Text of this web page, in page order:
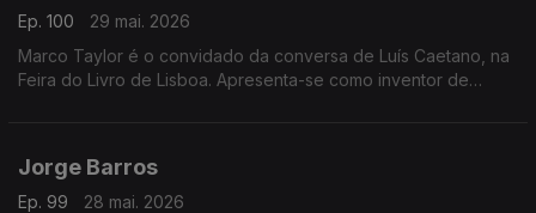
Ep. 100
29 mai. 2026
Marco Taylor é o convidado da conversa de Luís Caetano, na
Feira do Livro de Lisboa. Apresenta-se como inventor de
de ter um livro na mão.
Jorge Barros
Ep. 99
28 mai. 2026